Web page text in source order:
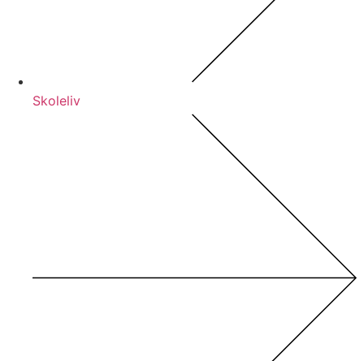
Skoleliv